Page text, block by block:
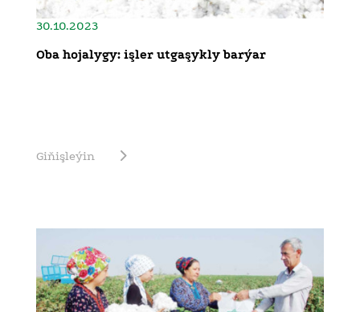
30.10.2023
Oba hojalygy: işler utgaşykly barýar
Giňişleýin